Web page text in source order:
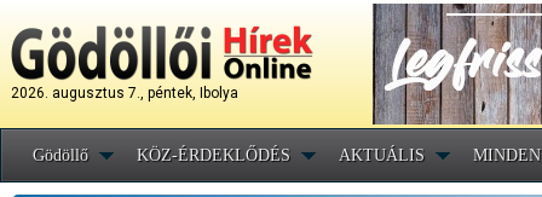
2026. augusztus 7., péntek, Ibolya
Gödöllő KÖZ-ÉRDEKLŐDÉS AKTUÁLIS